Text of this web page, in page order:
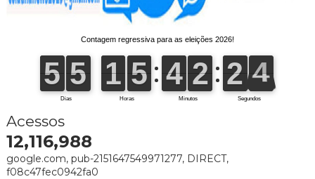
Acessos
12,116,988
google.com, pub-2151647549971277, DIRECT,
f08c47fec0942fa0